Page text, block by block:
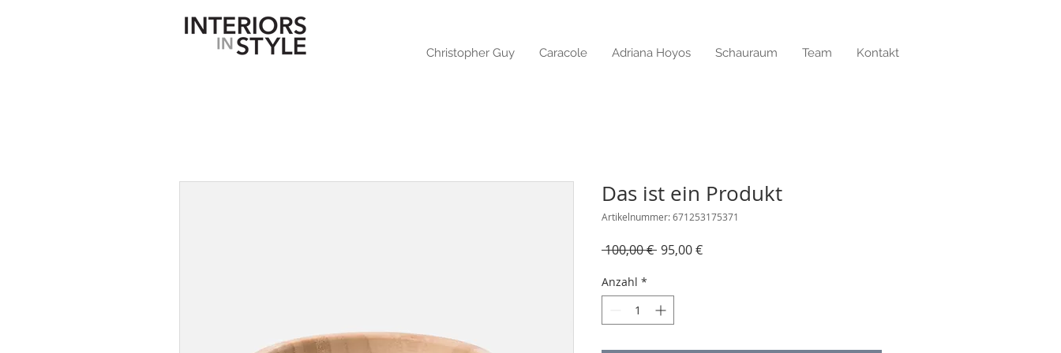
Christopher Guy Caracole Adriana Hoyos Schauraum Team Kontakt
Das ist ein Produkt
Artikelnummer: 671253175371
100,00 € Standardpreis
95,00 €Sale-
Anzahl *